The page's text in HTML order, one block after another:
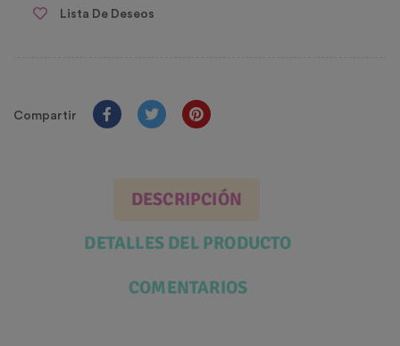
Lista De Deseos
Compartir
DESCRIPCIÓN
DETALLES DEL PRODUCTO
COMENTARIOS